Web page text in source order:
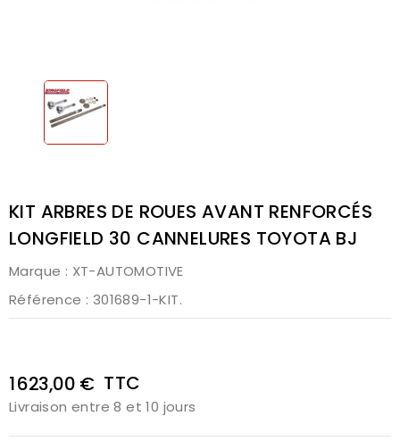
KIT ARBRES DE ROUES AVANT RENFORCÉS
LONGFIELD 30 CANNELURES TOYOTA BJ
Marque : XT-AUTOMOTIVE
Référence : 301689-1-KIT.
1 623,00 € TTC
Livraison entre 8 et 10 jours